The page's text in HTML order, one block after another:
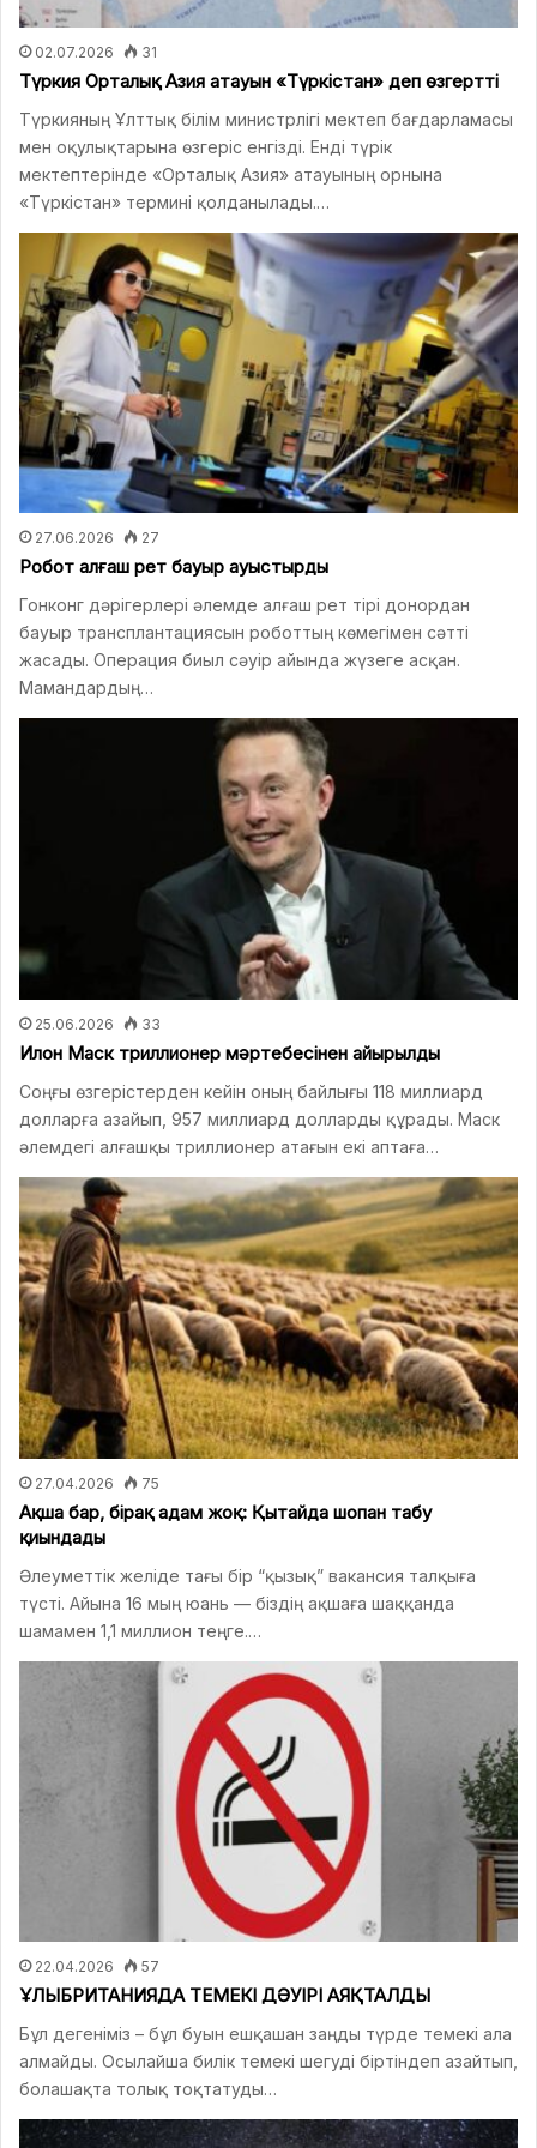
02.07.2026 31
Түркия Орталық Азия атауын «Түркістан» деп өзгертті
Түркияның Ұлттық білім министрлігі мектеп бағдарламасы
мен оқулықтарына өзгеріс енгізді. Енді түрік
мектептерінде «Орталық Азия» атауының орнына
«Түркістан» термині қолданылады.…
27.06.2026 27
Робот алғаш рет бауыр ауыстырды
Гонконг дәрігерлері әлемде алғаш рет тірі донордан
бауыр трансплантациясын роботтың көмегімен сәтті
жасады. Операция биыл сәуір айында жүзеге асқан.
Мамандардың…
25.06.2026 33
Илон Маск триллионер мәртебесінен айырылды
Соңғы өзгерістерден кейін оның байлығы 118 миллиард
долларға азайып, 957 миллиард долларды құрады. Маск
әлемдегі алғашқы триллионер атағын екі аптаға…
27.04.2026 75
Ақша бар, бірақ адам жоқ: Қытайда шопан табу
қиындады
Әлеуметтік желіде тағы бір “қызық” вакансия талқыға
түсті. Айына 16 мың юань — біздің ақшаға шаққанда
шамамен 1,1 миллион теңге.…
22.04.2026 57
ҰЛЫБРИТАНИЯДА ТЕМЕКІ ДӘУІРІ АЯҚТАЛДЫ
Бұл дегеніміз – бұл буын ешқашан заңды түрде темекі ала
алмайды. Осылайша билік темекі шегуді біртіндеп азайтып,
болашақта толық тоқтатуды…